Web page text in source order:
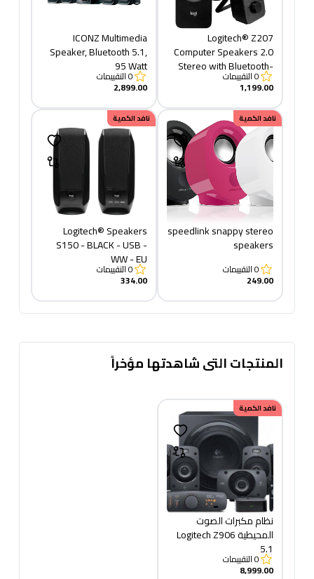
Logitech® Z207
Computer Speakers 2.0
Stereo with Bluetooth-
BLACK
0التقييمات
1,199.00
ICONZ Multimedia
Speaker, Bluetooth 5.1,
95 Watt
0التقييمات
2,899.00
نافد الكمية
speedlink snappy stereo
speakers
0التقييمات
249.00
نافد الكمية
Logitech® Speakers
S150 - BLACK - USB -
WW - EU
0التقييمات
334.00
المنتجات التى شاهدتها مؤخراً
نافد الكمية
نظام مكبرات الصوت
المحيطية Logitech Z906
5.1
0التقييمات
8,999.00